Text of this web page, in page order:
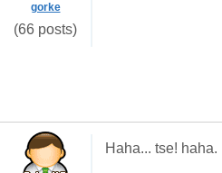
gorke
(66 posts)
Haha... tse! haha.